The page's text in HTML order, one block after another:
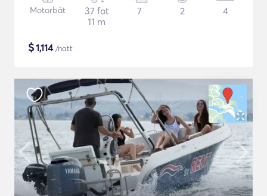
Motorbåt
37 fot
11 m
7 2 4
$1,114/natt